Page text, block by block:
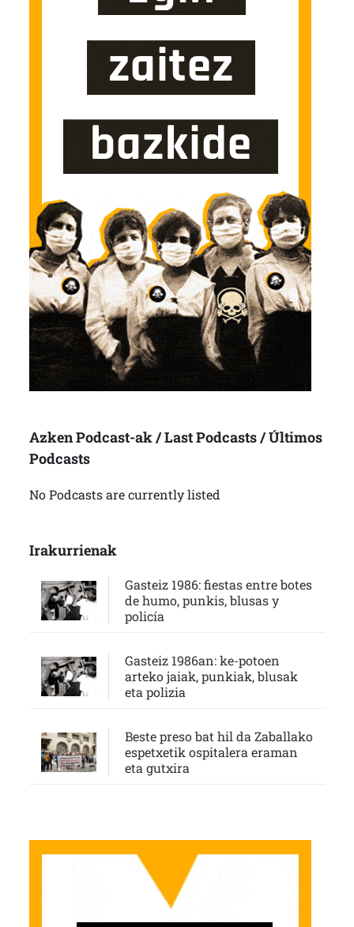
Azken Podcast-ak / Last Podcasts / Últimos
Podcasts
No Podcasts are currently listed
Irakurrienak
Gasteiz 1986: fiestas entre botes
de humo, punkis, blusas y
policía
Gasteiz 1986an: ke-potoen
arteko jaiak, punkiak, blusak
eta polizia
Beste preso bat hil da Zaballako
espetxetik ospitalera eraman
eta gutxira